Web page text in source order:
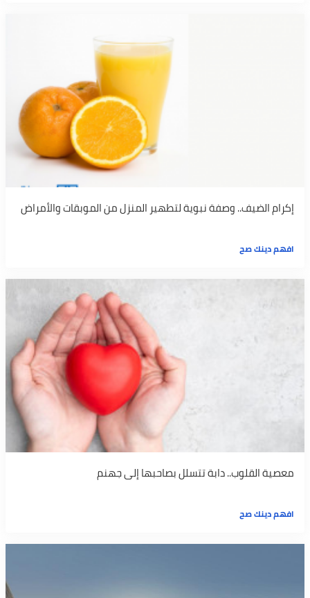
إكرام الضيف.. وصفة نبوية لتطهير المنزل من الموبقات والأمراض
افهم دينك صح
معصية القلوب.. دابة تتسلل بصاحبها إلى جهنم
افهم دينك صح